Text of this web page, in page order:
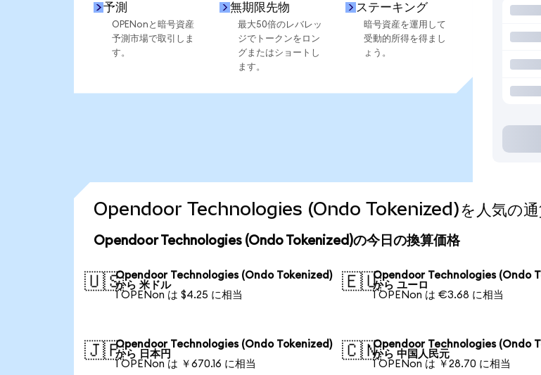
予測
OPENonと暗号資産
予測市場で取引しま
す。
無期限先物
最大50倍のレバレッ
ジでトークンをロン
グまたはショートし
ます。
ステーキング
暗号資産を運用して
受動的所得を得まし
ょう。
Opendoor Technologies (Ondo Tokenized)を人気の通
Opendoor Technologies (Ondo Tokenized)の今日の換算価格
🇺🇸Opendoor Technologies (Ondo Tokenized)
から 米ドル
1 OPENon は $4.25 に相当
🇪🇺Opendoor Technologies (Ondo
から ユーロ
1 OPENon は €3.68 に相当
🇯🇵Opendoor Technologies (Ondo Tokenized)
から 日本円
1 OPENon は ￥670.16 に相当
🇨🇳Opendoor Technologies (Ondo
から 中国人民元
1 OPENon は ￥28.70 に相当